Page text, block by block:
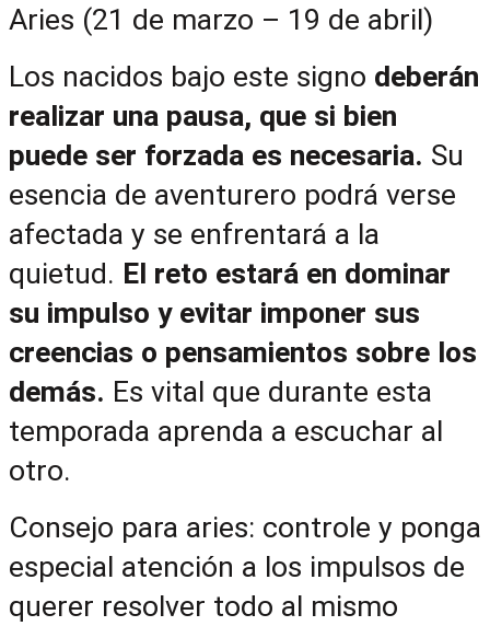
Aries (21 de marzo – 19 de abril)
Los nacidos bajo este signo deberán
realizar una pausa, que si bien
puede ser forzada es necesaria. Su
esencia de aventurero podrá verse
afectada y se enfrentará a la
quietud. El reto estará en dominar
su impulso y evitar imponer sus
creencias o pensamientos sobre los
demás. Es vital que durante esta
temporada aprenda a escuchar al
otro.
Consejo para aries: controle y ponga
especial atención a los impulsos de
querer resolver todo al mismo